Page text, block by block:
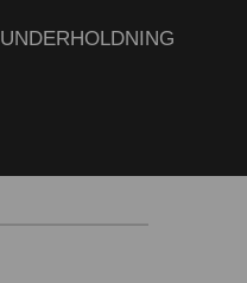
UNDERHOLDNING